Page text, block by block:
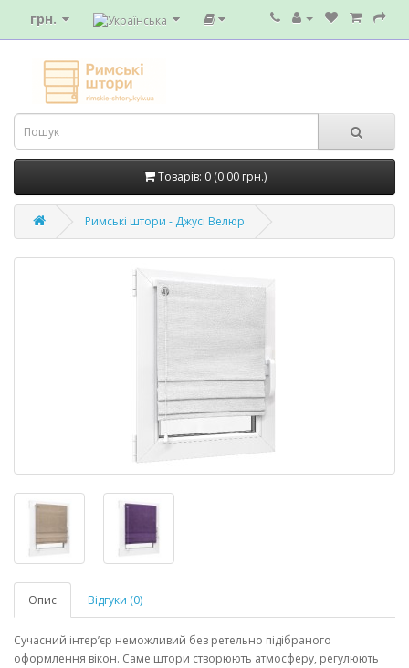
грн.
Товарів: 0 (0.00 грн.)
Римські штори - Джусі Велюр
Опис Відгуки (0)
Сучасний інтер’єр неможливий без ретельно підібраного
оформлення вікон. Саме штори створюють атмосферу, регулюють